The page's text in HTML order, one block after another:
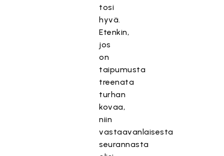
tosi
hyvä.
Etenkin,
jos
on
taipumusta
treenata
turhan
kovaa,
niin
vastaavanlaisesta
seurannasta